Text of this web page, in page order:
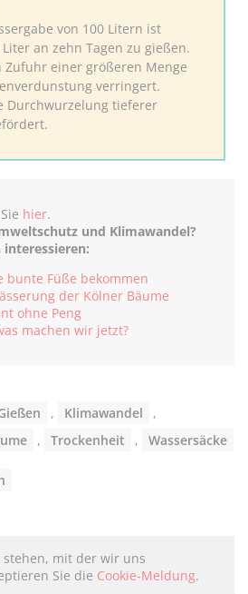
von 100 Litern ist
an zehn Tagen zu gießen.
einer größeren Menge
verringert.
Durchwurzelung tieferer
hier.
und Klimawandel?
interessieren:
bunte Füße bekommen
der Kölner Bäume
ohne Peng
machen wir jetzt?
, Klimawandel
,
, Trockenheit , Wassersäcke
mit der wir uns
Sie die Cookie-Meldung.